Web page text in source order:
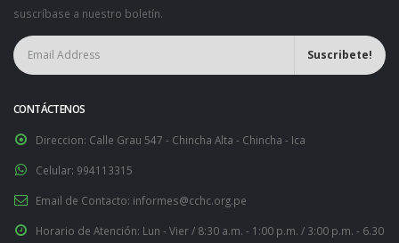
suscríbase a nuestro boletín.
CONTÁCTENOS
Direccion: Calle Grau 547 - Chincha Alta - Chincha - Ica
Celular: 994113315
Email de Contacto: informes@cchc.org.pe
Horario de Atención: Lun - Vier / 8:30 a.m. - 1:00 p.m. / 3:00 p.m. - 6.30